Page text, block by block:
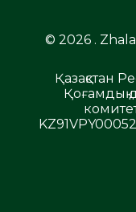
© 2026 .
Қазақстан
Қоғамдық